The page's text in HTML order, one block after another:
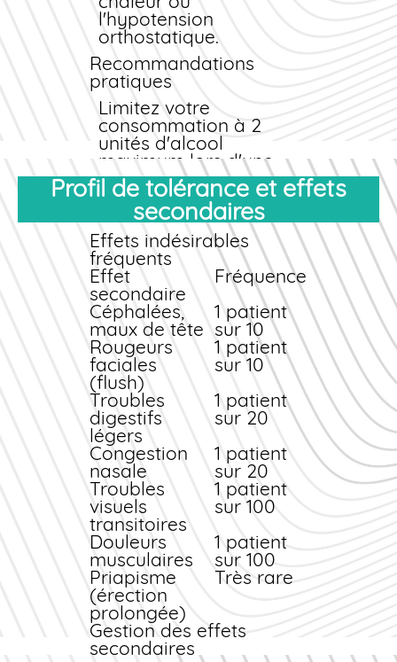
l'hypotension
orthostatique.
Recommandations
pratiques
Limitez votre
consommation à 2
unités d'alcool
maximum lors d'une
prise de Fildena. Évitez
les alcools forts et
privilégiez une
hydratation suffisante.
Si vous ressentez des
vertiges ou des
palpitations, cessez
toute consommation
et contactez un
médecin.
Profil de tolérance et effets
secondaires
Effets indésirables
fréquents
Effet
secondaire
Fréquence
Céphalées,
maux de tête
1 patient
sur 10
Rougeurs
faciales
(flush)
1 patient
sur 10
Troubles
digestifs
légers
1 patient
sur 20
Congestion
nasale
1 patient
sur 20
Troubles
visuels
transitoires
1 patient
sur 100
Douleurs
musculaires
1 patient
sur 100
Priapisme
(érection
prolongée)
Très rare
Gestion des effets
secondaires